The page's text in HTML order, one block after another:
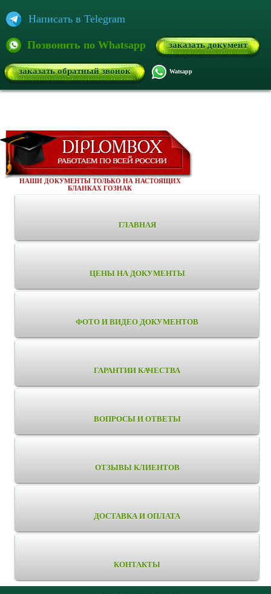
Написать в Telegram
Позвонить по Whatsapp заказать документ
заказать обратный звонок Watsapp
НАШИ ДОКУМЕНТЫ ТОЛЬКО НА НАСТОЯЩИХ
БЛАНКАХ ГОЗНАК
ГЛАВНАЯ
ЦЕНЫ НА ДОКУМЕНТЫ
ФОТО И ВИДЕО ДОКУМЕНТОВ
ГАРАНТИИ КАЧЕСТВА
ВОПРОСЫ И ОТВЕТЫ
ОТЗЫВЫ КЛИЕНТОВ
ДОСТАВКА И ОПЛАТА
КОНТАКТЫ